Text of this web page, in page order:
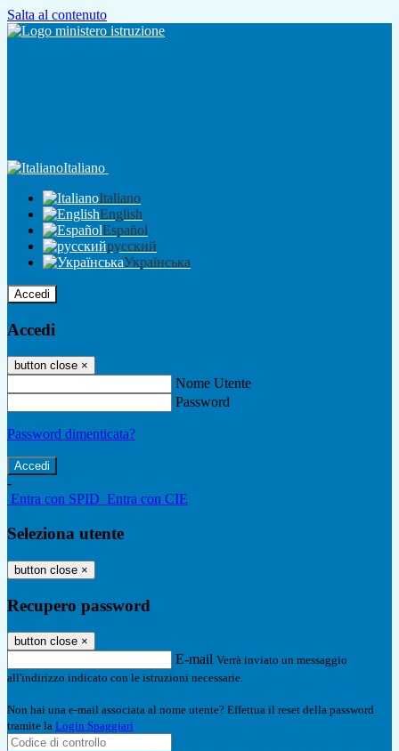
Salta al contenuto
Italiano
Italiano
English
Español
русский
Українська
Accedi
Accedi
button close ×
Nome Utente
Password
Password dimenticata?
-
Entra con SPID Entra con CIE
Seleziona utente
button close ×
Recupero password
button close ×
E-mail Verrà inviato un messaggio
all'indirizzo indicato con le istruzioni necessarie.
Non hai una e-mail associata al nome utente? Effettua il reset della password
tramite la Login Spaggiari